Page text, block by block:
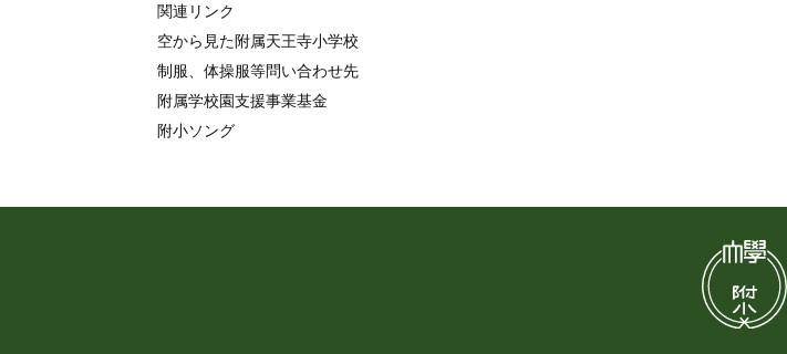
関連リンク
空から見た附属天王寺小学校
制服、体操服等問い合わせ先
附属学校園支援事業基金
附小ソング